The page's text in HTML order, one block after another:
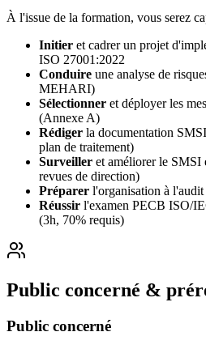
À l'issue de la formation, vous serez
Initier et cadrer un projet
ISO 27001:2022
Conduire une analyse de
MEHARI)
Sélectionner et déployer les
(Annexe A)
Rédiger la documentation
plan de traitement)
Surveiller et améliorer le SMSI
revues de direction)
Préparer l'organisation à
Réussir l'examen PECB ISO/
(3h, 70% requis)
Public concerné &
Public concerné